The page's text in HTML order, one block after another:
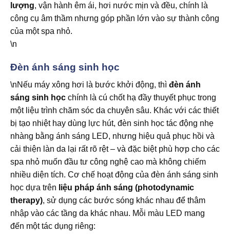
lượng, vận hành êm ái, hơi nước mịn và đều, chính là
công cụ âm thầm nhưng góp phần lớn vào sự thành công
của một spa nhỏ.
\n
Đèn ánh sáng sinh học
\nNếu máy xông hơi là bước khởi động, thì đèn ánh
sáng sinh học chính là cú chốt hạ đầy thuyết phục trong
một liệu trình chăm sóc da chuyên sâu. Khác với các thiết
bị tạo nhiệt hay dùng lực hút, đèn sinh học tác động nhẹ
nhàng bằng ánh sáng LED, nhưng hiệu quả phục hồi và
cải thiện làn da lại rất rõ rệt – và đặc biệt phù hợp cho các
spa nhỏ muốn đầu tư công nghệ cao mà không chiếm
nhiều diện tích. Cơ chế hoạt động của đèn ánh sáng sinh
học dựa trên liệu pháp ánh sáng (photodynamic
therapy), sử dụng các bước sóng khác nhau để thâm
nhập vào các tầng da khác nhau. Mỗi màu LED mang
đến một tác dụng riêng: